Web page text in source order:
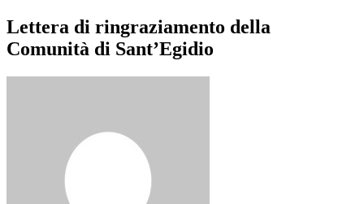
Lettera di ringraziamento della
Comunità di Sant’Egidio